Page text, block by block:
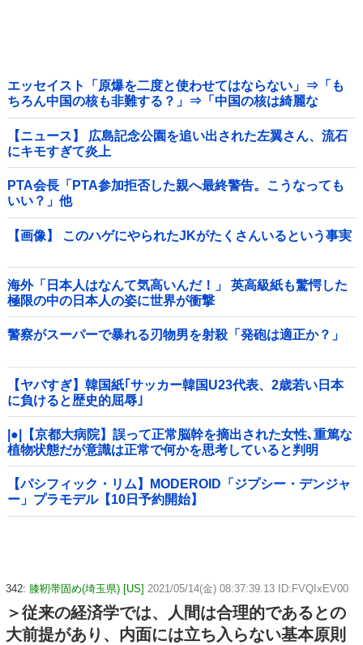
エッセイスト「原爆を二度と使わせてはならない」⇒「も
ちろん中国の核も非難する？」⇒「中国の核は綺麗な
核！」
【ニュース】 広島記念公園を追い出された左翼さん、流石
にキモすぎて炎上
PTA会長「PTA参加拒否した親へ最終警告。こうなっても
いい？」他
【画像】 このハゲにやられたJKがたくさんいるという事実
海外「日本人はなんて気高いんだ！」 英高級紙も驚愕した
極限の中の日本人の姿に世界が衝撃
警察がスーパーで暴れる刃物男を射殺「発砲は適正か？」
【ヤバすぎ】韓国紙｢サッカー韓国U23代表、2歳若い日本
に負けると歴史的屈辱｣
|●|【京都大病院】誤って正常脳幹を摘出された女性､重篤な
植物状態だが意識は正常で何かを思考していると判明
【パシフィック・リム】MODEROID「ジプシー・デンジャ
ー」プラモデル【10日予約開始】
342: 膝靭帯固め(埼玉県) [US] 2021/05/14(金) 08:37:39.13 ID:FVQIxEV00
＞従来の経済学では、人間は合理的であるとの
大前提があり、内面には立ち入らない基本原則